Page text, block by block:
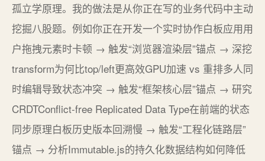
孤立学原理。我的做法是从你正在写的业务代码中主动
挖掘八股题。例如你正在开发一个实时协作白板应用用
户拖拽元素时卡顿 → 触发“浏览器渲染层”锚点 → 深挖
transform为何比top/left更高效GPU加速 vs 重排多人同
时编辑导致状态冲突 → 触发“框架核心层”锚点 → 研究
CRDTConflict-free Replicated Data Type在前端的状态
同步原理白板历史版本回溯慢 → 触发“工程化链路层”
锚点 → 分析Immutable.js的持久化数据结构如何降低